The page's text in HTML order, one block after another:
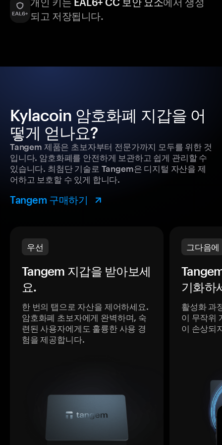
되고 저장됩니다.
Kylacoin 암호화폐 지갑을 어
떻게 얻나요?
Tangem 제품은 초보자부터 전문가까지 모두를 위한 것
입니다. 암호화폐를 안전하게 보관하고 쉽게 관리할 수
있습니다. 최첨단 기술로 Tangem은 디지털 자산을 제
어하고 보호할 수 있게 합니다.
Tangem 구매하기
우선
Tangem 지갑을 받아보세
요.
한 번의 탭으로 자산을 제어하세요.
암호화폐 초보자에게 완벽하며, 숙
련된 사용자에게도 훌륭한 사용 경
험을 제공합니다.
그다음에
기화하
활성화 과
이 무작위
이 손상되